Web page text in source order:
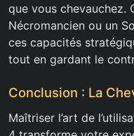
que vous chevauchez.
Nécromancien ou un
ces capacités
tout en gardant le
Conclusion : La
Maîtriser l’art de